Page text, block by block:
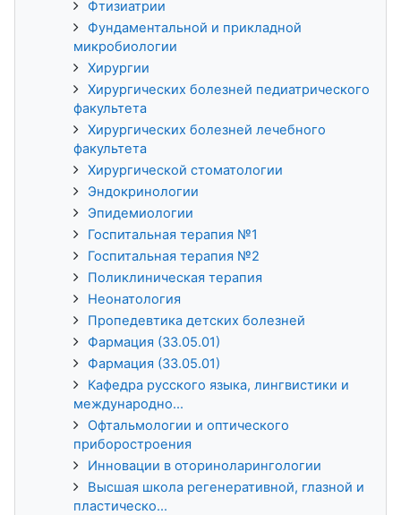
Фтизиатрии
Фундаментальной и прикладной
микробиологии
Хирургии
Хирургических болезней педиатрического
факультета
Хирургических болезней лечебного
факультета
Хирургической стоматологии
Эндокринологии
Эпидемиологии
Госпитальная терапия №1
Госпитальная терапия №2
Поликлиническая терапия
Неонатология
Пропедевтика детских болезней
Фармация (33.05.01)
Фармация (33.05.01)
Кафедра русского языка, лингвистики и
международно...
Офтальмологии и оптического
приборостроения
Инновации в оториноларингологии
Высшая школа регенеративной, глазной и
пластическо...